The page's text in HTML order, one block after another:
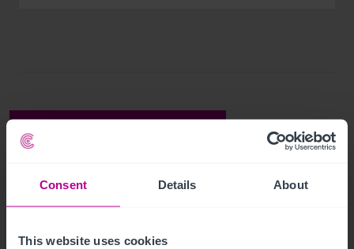
Consent Details About
This website uses cookies